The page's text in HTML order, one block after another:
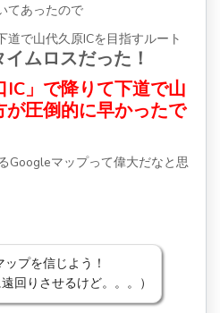
てあったので
道で山代久原ICを目指すルート
ムロスだった！
」で降りて下道で山
圧倒的に早かったで
Googleマップって偉大だなと思
プを信じよう！
遠回りさせるけど。。。）